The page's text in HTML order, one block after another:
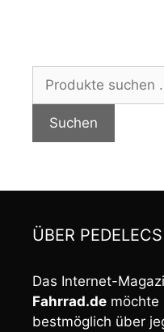
nach:
Suchen
ÜBER
Das Internet-
Fahrrad.de möchte
bestmöglich über